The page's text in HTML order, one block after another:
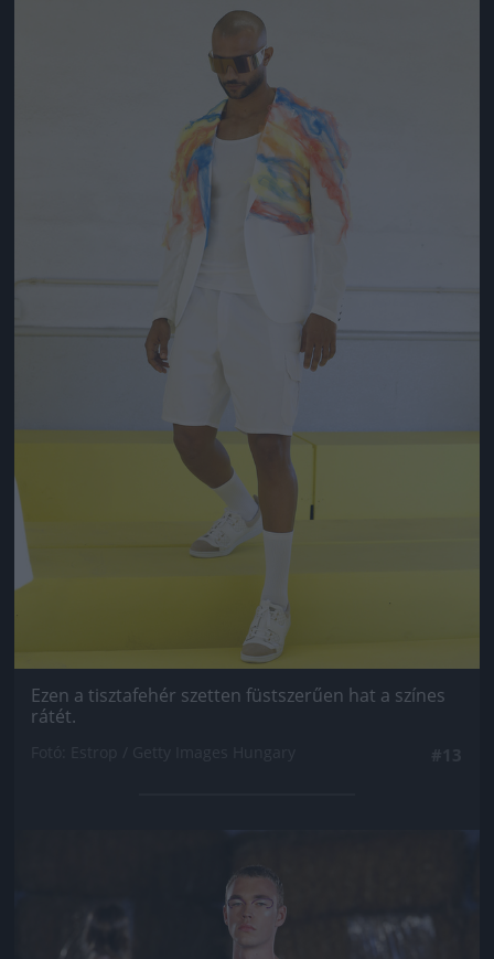
Ezen a tisztafehér szetten füstszerűen hat a színes
rátét.